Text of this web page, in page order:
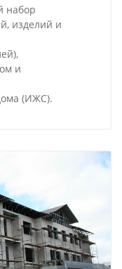
набор
изделий и
и
(ИЖС).